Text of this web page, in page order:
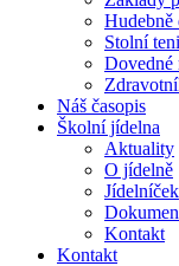
Hudebně
Stolní
Dovedné
Náš časopis
Školní jídelna
Aktuality
O jídelně
Jídelníček
Kontakt
Kontakt